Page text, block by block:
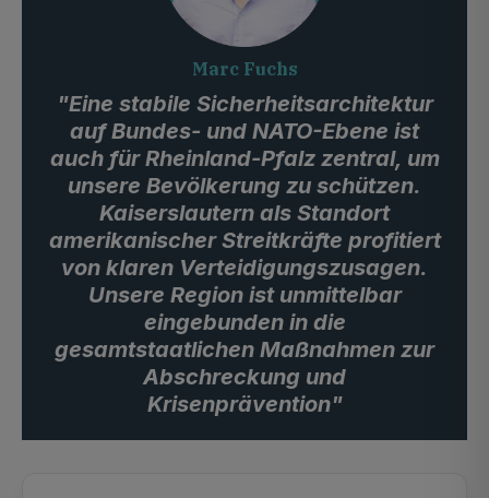
Marc Fuchs
"Eine stabile Sicherheitsarchitektur
auf Bundes- und NATO-Ebene ist
auch für Rheinland-Pfalz zentral, um
unsere Bevölkerung zu schützen.
Kaiserslautern als Standort
amerikanischer Streitkräfte profitiert
von klaren Verteidigungszusagen.
Unsere Region ist unmittelbar
eingebunden in die
gesamtstaatlichen Maßnahmen zur
Abschreckung und
Krisenprävention"